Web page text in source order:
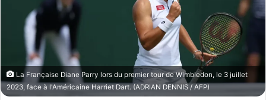
u
r
r
La Française Diane Parry lors du premier tour de Wimbledon, le 3 juillet
2023, face à l'Américaine Harriet Dart. (ADRIAN DENNIS / AFP)